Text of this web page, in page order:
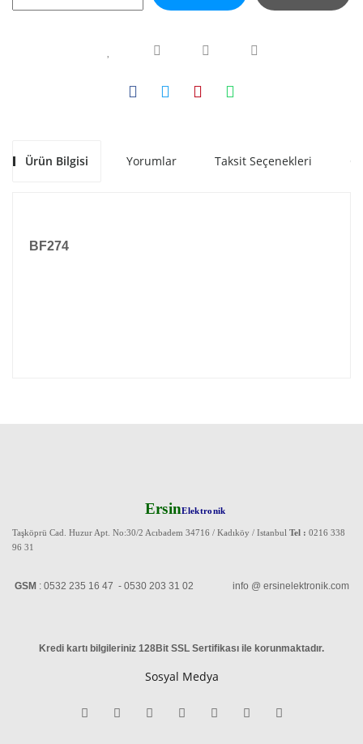
Ürün Bilgisi Yorumlar Taksit Seçenekleri
BF274
ErsinElektronik
Taşköprü Cad. Huzur Apt. No:30/2 Acıbadem 34716 / Kadıköy / Istanbul Tel : 0216 338
96 31
GSM : 0532 235 16 47 - 0530 203 31 02 info @ ersinelektronik.com
Kredi kartı bilgileriniz 128Bit SSL Sertifikası ile korunmaktadır.
Sosyal Medya